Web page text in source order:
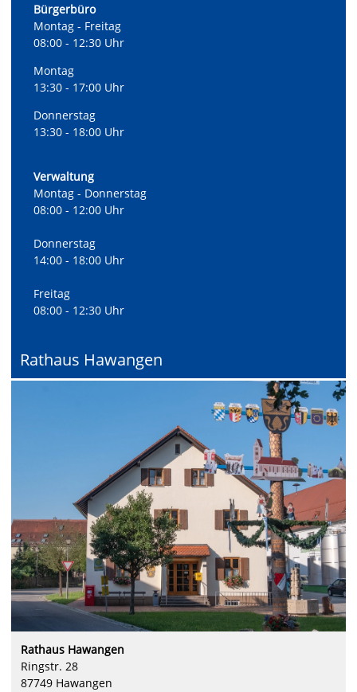
Bürgerbüro
Montag - Freitag
08:00 - 12:30 Uhr
Montag
13:30 - 17:00 Uhr
Donnerstag
13:30 - 18:00 Uhr
Verwaltung
Montag - Donnerstag
08:00 - 12:00 Uhr
Donnerstag
14:00 - 18:00 Uhr
Freitag
08:00 - 12:30 Uhr
Rathaus Hawangen
Rathaus Hawangen
Ringstr. 28
87749 Hawangen